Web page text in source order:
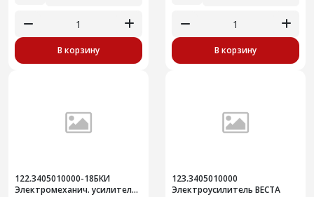
В корзину В корзину
122.3405010000-18БКИ
Электромеханич. усилитель
123.3405010000
Электроусилитель ВЕСТА